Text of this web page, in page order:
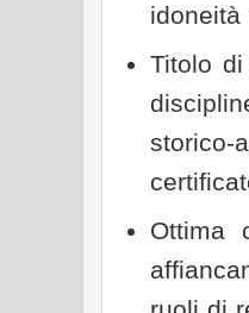
idoneità
Titolo
Ottima